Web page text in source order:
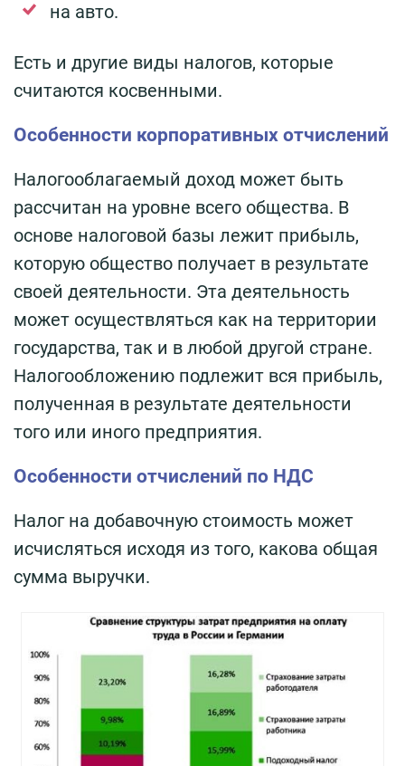
на авто.
Есть и другие виды налогов, которые
считаются косвенными.
Особенности корпоративных отчислений
Налогооблагаемый доход может быть
рассчитан на уровне всего общества. В
основе налоговой базы лежит прибыль,
которую общество получает в результате
своей деятельности. Эта деятельность
может осуществляться как на территории
государства, так и в любой другой стране.
Налогообложению подлежит вся прибыль,
полученная в результате деятельности
того или иного предприятия.
Особенности отчислений по НДС
Налог на добавочную стоимость может
исчисляться исходя из того, какова общая
сумма выручки.